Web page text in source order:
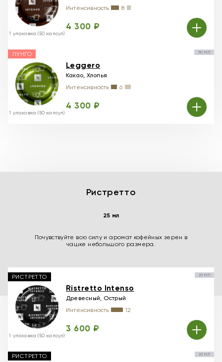
1 упаковка (50 капсул)
Интенсивность
8
4 300 ₽
ЛУНГО
1 упаковка (50 капсул)
Leggero
Какао, Хлопья
Интенсивность
6
4 300 ₽
110 МЛ
Ристретто
25 мл
Почувствуйте всю силу и аромат кофейных зерен в
чашке небольшого размера.
РИСТРЕТТО
1 упаковка (50 капсул)
Ristretto Intenso
Древесный, Острый
Интенсивность
12
3 600 ₽
25 МЛ
РИСТРЕТТО 25 МЛ